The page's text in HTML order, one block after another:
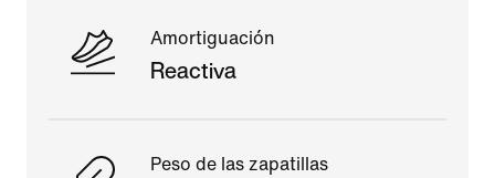
Amortiguación
Reactiva
Peso de las zapatillas